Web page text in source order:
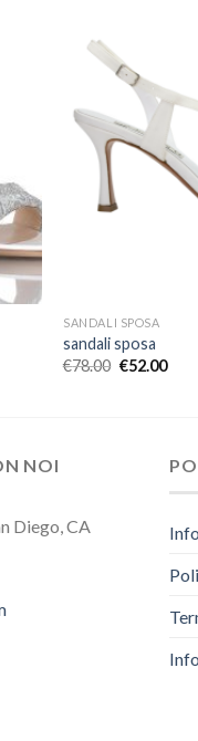
SANDALI SPOSA
sandali sposa
€78.00 €52.00
NOI
Diego, CA